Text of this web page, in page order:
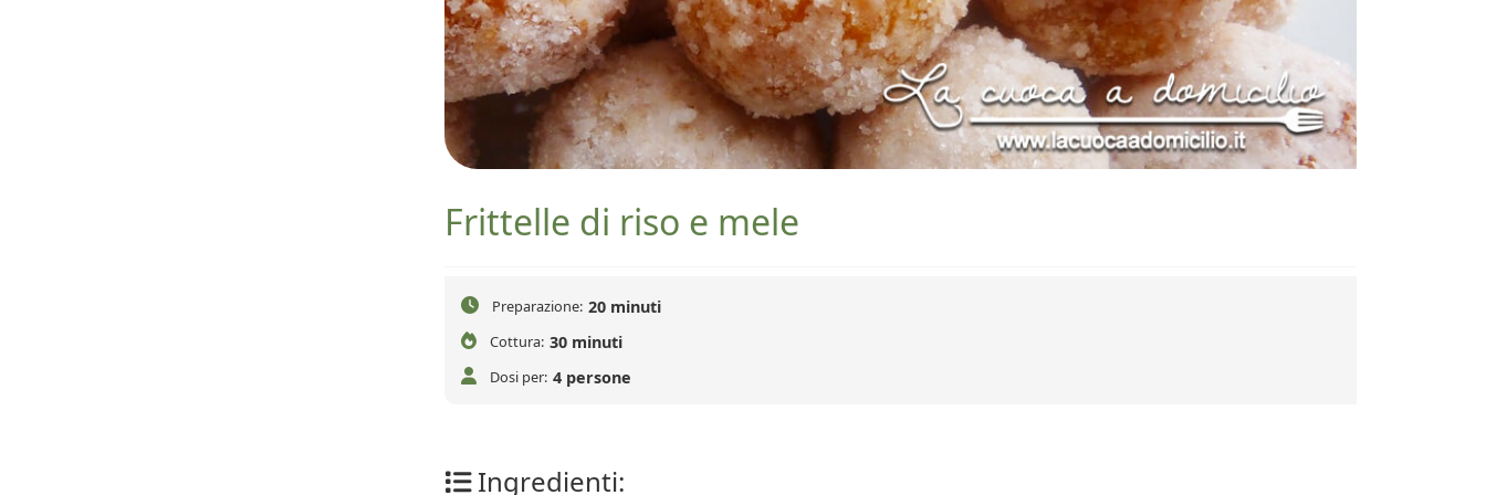
Frittelle di riso e mele
Preparazione: 20 minuti
Cottura: 30 minuti
Dosi per: 4 persone
Ingredienti: